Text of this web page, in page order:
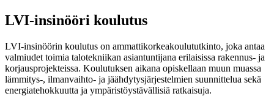
LVI-insinööri koulutus
LVI-insinöörin koulutus on ammattikorkeakoulututkinto, joka antaa
valmiudet toimia talotekniikan asiantuntijana erilaisissa rakennus- ja
korjausprojekteissa. Koulutuksen aikana opiskellaan muun muassa
lämmitys-, ilmanvaihto- ja jäähdytysjärjestelmien suunnittelua sekä
energiatehokkuutta ja ympäristöystävällisiä ratkaisuja.